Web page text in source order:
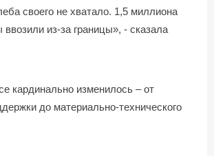
своего не хватало. 1,5 миллиона
из-за границы», - сказала
кардинально изменилось – от
до материально-технического